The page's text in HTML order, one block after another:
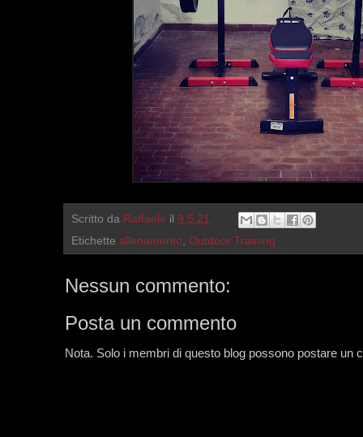
Scritto da Raffaele il 9.5.21
Etichette allenamento Outdoor Training
Nessun commento:
Posta un commento
Nota. Solo i membri di questo blog possono postare un